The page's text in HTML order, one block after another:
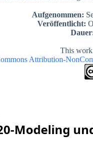
Aufgenommen:
Veröffentlicht:
This work
Attribution-